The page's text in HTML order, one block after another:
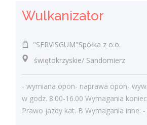
Wulkanizator
"SERVISGUM"Spółka z o.o.
świętokrzyskie/ Sandomierz
- wymiana opon- naprawa opon-
w godz. 8.00-16.00 Wymagania
Prawo jazdy kat. B Wymagania inne: